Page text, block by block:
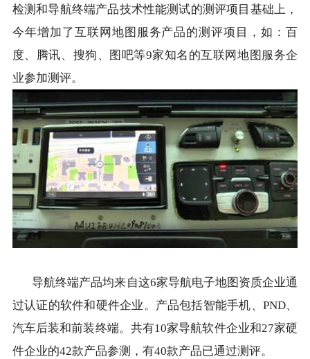
检测和导航终端产品技术性能测试的测评项目基础上，
今年增加了互联网地图服务产品的测评项目，如：百
度、腾讯、搜狗、图吧等9家知名的互联网地图服务企
业参加测评。
导航终端产品均来自这6家导航电子地图资质企业通
过认证的软件和硬件企业。产品包括智能手机、PND、
汽车后装和前装终端。共有10家导航软件企业和27家硬
件企业的42款产品参测，有40款产品已通过测评。